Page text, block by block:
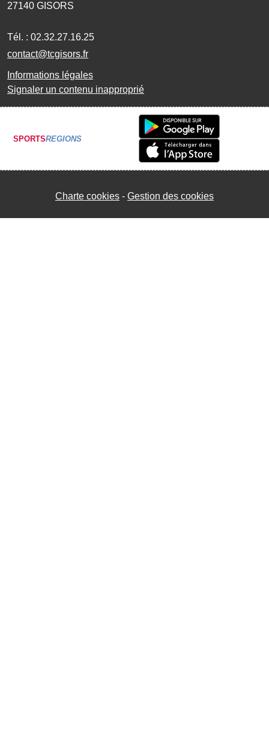
27140 GISORS
Tél. : 02.32.27.16.25
contact@tcgisors.fr
Informations légales
Signaler un contenu inapproprié
SPORTSREGIONS
Charte cookies Gestion des cookies